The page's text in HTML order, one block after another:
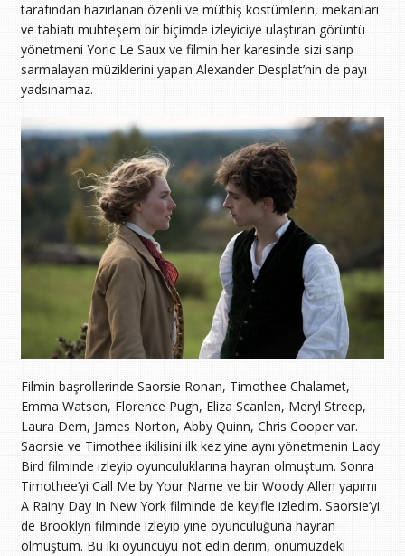
tarafından hazırlanan özenli ve müthiş kostümlerin, mekanları
ve tabiatı muhteşem bir biçimde izleyiciye ulaştıran görüntü
yönetmeni Yoric Le Saux ve filmin her karesinde sizi sarıp
sarmalayan müziklerini yapan Alexander Desplat’nin de payı
yadsınamaz.
Filmin başrollerinde Saorsie Ronan, Timothee Chalamet,
Emma Watson, Florence Pugh, Eliza Scanlen, Meryl Streep,
Laura Dern, James Norton, Abby Quinn, Chris Cooper var.
Saorsie ve Timothee ikilisini ilk kez yine aynı yönetmenin Lady
Bird filminde izleyip oyunculuklarına hayran olmuştum. Sonra
Timothee’yi Call Me by Your Name ve bir Woody Allen yapımı
A Rainy Day In New York filminde de keyifle izledim. Saorsie’yi
de Brooklyn filminde izleyip yine oyunculuğuna hayran
olmuştum. Bu iki oyuncuyu not edin derim, önümüzdeki